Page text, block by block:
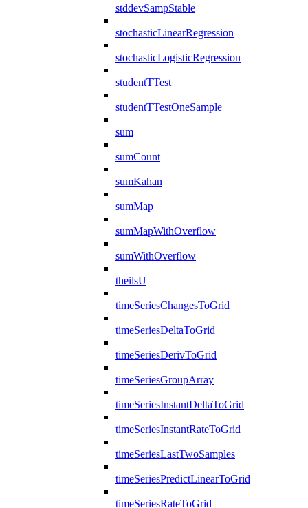
stddevSampStable
stochasticLinearRegression
stochasticLogisticRegression
studentTTest
studentTTestOneSample
sum
sumCount
sumKahan
sumMap
sumMapWithOverflow
sumWithOverflow
theilsU
timeSeriesChangesToGrid
timeSeriesDeltaToGrid
timeSeriesDerivToGrid
timeSeriesGroupArray
timeSeriesInstantDeltaToGrid
timeSeriesInstantRateToGrid
timeSeriesLastTwoSamples
timeSeriesPredictLinearToGrid
timeSeriesRateToGrid